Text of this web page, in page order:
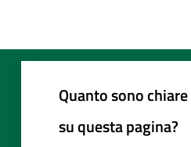
Quanto sono
su questa pagina?